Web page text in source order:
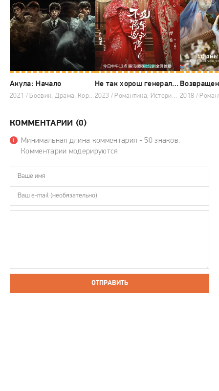
Акула: Начало
2021 / Боевик, Драма, Корейские дорамы
Не так хорош генерал, который подарил мне любовь
2023 / Романтика, Исторический, Китайские дорамы
КОММЕНТАРИИ (0)
Минимальная длина комментария - 50 знаков.
Комментарии модерируются
ОТПРАВИТЬ